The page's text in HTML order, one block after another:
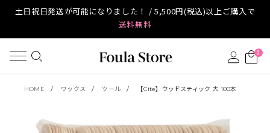
土日祝日発送が可能になりました！ / 5,500円(税込)以上ご購入で
送料無料
0
HOME ワックス ツール 【Cite】ウッドスティック 大 100本